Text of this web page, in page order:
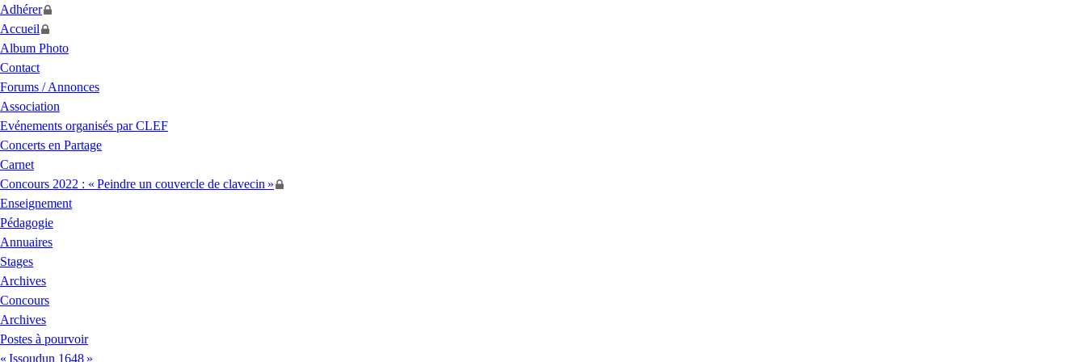
Adhérer
Accueil
Album Photo
Contact
Forums / Annonces
Association
Evénements organisés parCLEF
Concerts en Partage
Carnet
Concours 2022 : « Peindre un couvercle de clavecin »
Enseignement
Pédagogie
Annuaires
Stages
Archives
Concours
Archives
Postes à pourvoir
« Issoudun 1648 »